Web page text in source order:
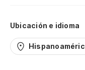
Ubicación e idioma